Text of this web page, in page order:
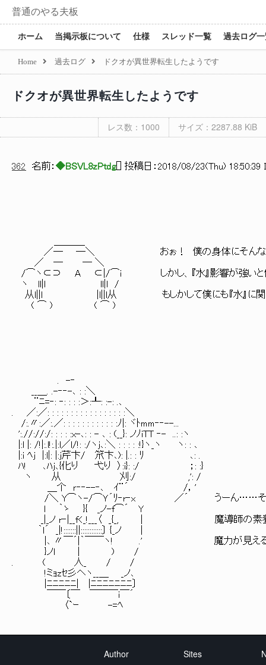
普通のやる夫板
ホーム 当掲示板について 仕様 スレッド一覧 過去ログ
Home 過去ログ ドクオが異世界転生したようです
ドクオが異世界転生したようです
レス数：1000 サイズ：2287.88 KiB
362 名前： ◆BSVL8zPtdg[ ] 投稿日： 2018/08/23(Thu) 18:50:39
／― ―＼ おぉ！ 僕の身体にそんな知ら
／ ─ ─ ＼
/⌒ヽ⊂⊃ A ⊂|/⌒i しかし、『水』影響が強いと仰
ヽ ll|l ll|l /
从l||l |l||l从 もしかして僕にも『水』に関わる魔
( ⌒ ) ( ⌒ )
. -‐
__＿. .-‐‐-､ : :＼
¨ﾆ=‐: ‐: : : :＞:┸: :-: .､
. ／:／: : : : : : : : : : : : : : : : :＼
/:.〃:／:.／: : : : : : : : : : : :ﾉ|: ヾﾄmm‐‐--...
':.//://:/: : : : :x-､: : - ､ : (__}: ノﾉiTT ‐- ..: :ヽ
|:l |: /!|:.l!:.|:l／l/!: :/ヽj､:＼ : : : : :!}ヽ_ヽ ヽ: : ､
|:i ﾍj |:l|: |:j芹卞/ 笊卞､): |.: : ﾘ ､: .
ﾊ! ､ﾊj､{化り 弋り 〉:i}: :/ ；: :}
ヽ 从 刈:/ ,': /
＿个 ｒ‐‐--‐､ ｲ¨´ /，'
/＼ Y⌒ヽ-/⌒Ｙ´ﾘ‐r‐x ／´ うーん……それは難
l ｀ゝ }{ _ノ-f⌒´ Y
_|_ノ r‐|__f<_!___〈 _{_, | 魔導師の素養があ
｀l´ _|!:::::::||::::::::::::〕 {_ノ |
|､ 〃￣´|｀￣￣ヽ! .' 魔力が見える人ばか
}ノl | ) /
. ( 人_ / /
!ミｮzｾ彡ヘヽ__＿ _ノ､
|ﾆﾆﾆﾆﾆ| |ﾆﾆﾆﾆﾆﾆﾆ〕
￣￣〔￣ ￣￣￣i￣´
〈`ｰ -=ﾍ
Author Sites